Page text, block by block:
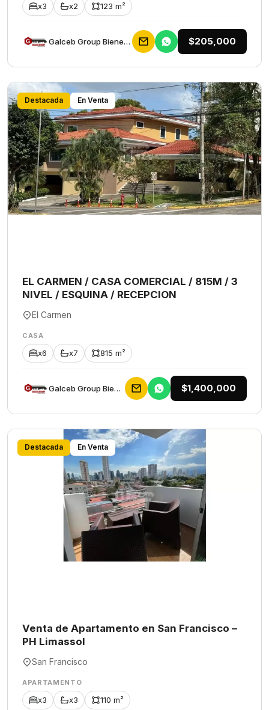
x3 x2 123 m²
Galceb Group Bienes Raices $205,000
Destacada En Venta
EL CARMEN / CASA COMERCIAL / 815M / 3
NIVEL / ESQUINA / RECEPCION
El Carmen
CASA
x6 x7 815 m²
Galceb Group Bienes Raices $1,400,000
Destacada En Venta
Venta de Apartamento en San Francisco –
PH Limassol
San Francisco
APARTAMENTO
x3 x3 110 m²